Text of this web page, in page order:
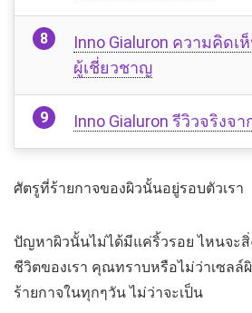
Inno Gialuron ความคิด
ผู้เชี่ยวชาญ
Inno Gialuron รีวิวจริงจ
ศัตรูที่ร้ายกาจของผิวนั้นอยู่รอบตัวเรา
ปัญหาผิวนั้นไม่ได้มีแค่ริ้วรอย ไหนจะ
ชีวิตของเรา คุณทราบหรือไม่ว่าเซลล์
ร้ายกาจในทุกๆวัน ไม่ว่าจะเป็น